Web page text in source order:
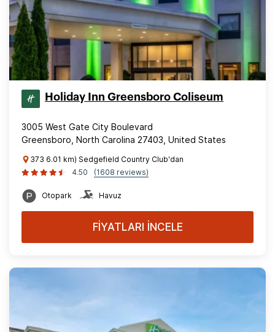
Holiday Inn Greensboro Coliseum
3005 West Gate City Boulevard
Greensboro, North Carolina 27403, United States
373 6.01 km) Sedgefield Country Club'dan
4.50
(1608 reviews)
Otopark Havuz
FİYATLARI İNCELE